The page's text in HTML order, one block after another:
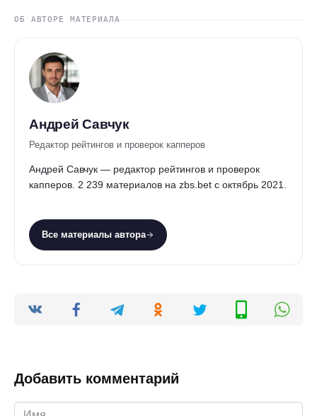
ОБ АВТОРЕ МАТЕРИАЛА
Андрей Савчук
Редактор рейтингов и проверок капперов
Андрей Савчук — редактор рейтингов и проверок
капперов. 2 239 материалов на zbs.bet с октябрь 2021.
Все материалы автора
Добавить комментарий
Имя